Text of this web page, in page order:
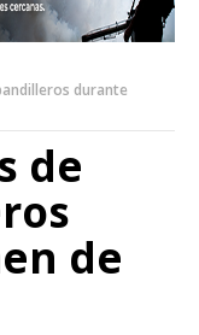
durante
de
de